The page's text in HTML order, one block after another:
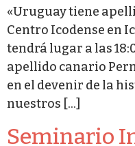
«Uruguay tiene
Centro Icodense en
tendrá lugar a las
apellido canario
en el devenir de la
nuestros […]
Seminario